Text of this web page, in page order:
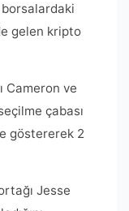
gelen kripto
Cameron ve
çabası
göstererek 2
Jesse